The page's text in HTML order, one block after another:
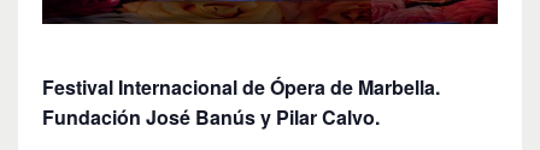
Festival Internacional de Ópera de Marbella.
Fundación José Banús y Pilar Calvo.